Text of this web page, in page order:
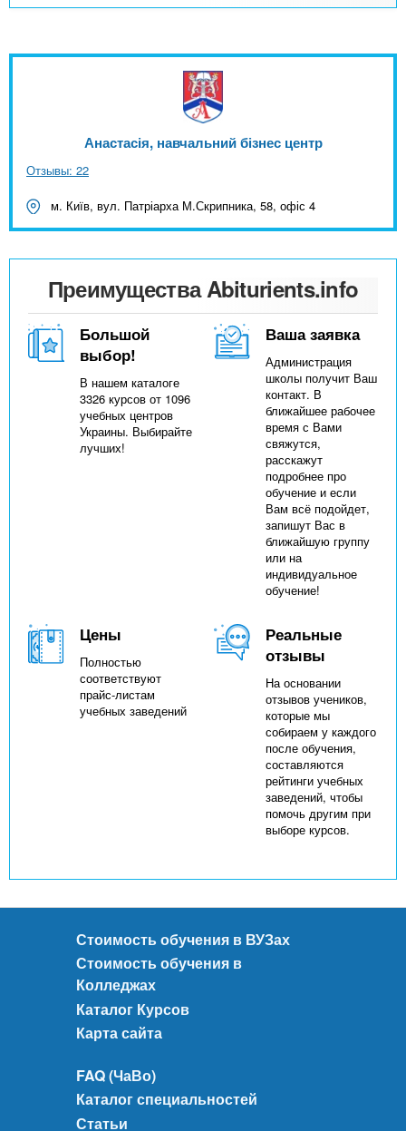
Анастасія, навчальний бізнес центр
Отзывы: 22
м. Київ, вул. Патріарха М.Скрипника, 58, офіс 4
Преимущества Abiturients.info
Большой
выбор!
В нашем каталоге
3326 курсов от 1096
учебных центров
Украины. Выбирайте
лучших!
Ваша заявка
Администрация
школы получит Ваш
контакт. В
ближайшее рабочее
время с Вами
свяжутся,
расскажут
подробнее про
обучение и если
Вам всё подойдет,
запишут Вас в
ближайшую группу
или на
индивидуальное
обучение!
Цены
Полностью
соответствуют
прайс-листам
учебных заведений
Реальные
отзывы
На основании
отзывов учеников,
которые мы
собираем у каждого
после обучения,
составляются
рейтинги учебных
заведений, чтобы
помочь другим при
выборе курсов.
Стоимость обучения в ВУЗах
Стоимость обучения в
Колледжах
Каталог Курсов
Карта сайта
FAQ (ЧаВо)
Каталог специальностей
Статьи